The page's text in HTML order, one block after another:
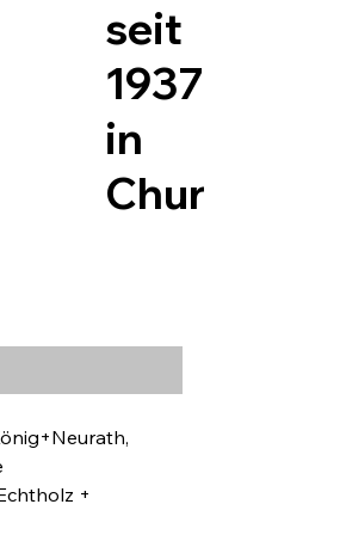
seit
1937
in
Chur
+